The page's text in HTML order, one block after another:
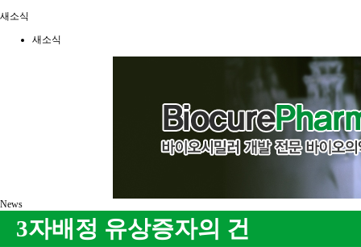
새소식
새소식
News
3자배정 유상증자의 건